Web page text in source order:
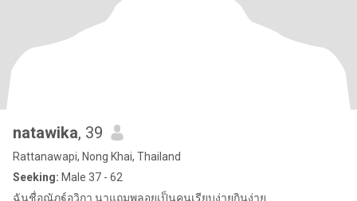
natawika, 39
Rattanawapi, Nong Khai, Thailand
Seeking: Male 37 - 62
ฉันชื่อณัฎฐ์อวิกา นาแถมพลอยเป็นคนเรียบง่ายกินง่าย